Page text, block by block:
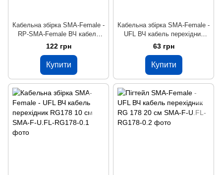
Кабельна збірка SMA-Female -
RP-SMA-Female ВЧ кабель
перехідник RG316 довжина 30
122 грн
Купити
Кабельна збірка SMA-Female -
UFL ВЧ кабель перехідник
RG178 7 см
63 грн
Купити